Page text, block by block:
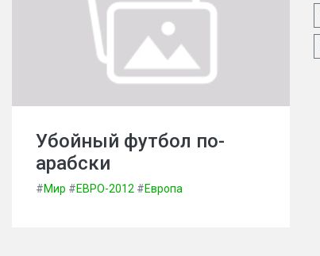
Убойный футбол по-
арабски
#Мир #ЕВРО-2012 #Европа